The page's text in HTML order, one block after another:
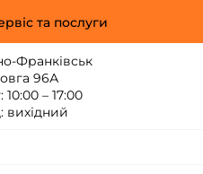
та послуги
Франківськ
96А
– 17:00
вихідний